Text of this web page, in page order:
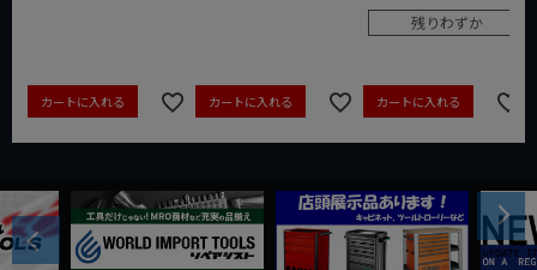
カートに入れる カートに入れる
残りわずか
カートに入れる
Previous
Next